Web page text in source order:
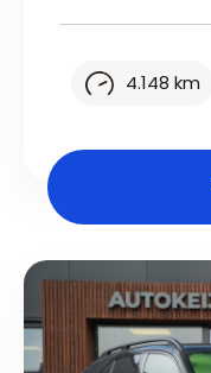
4.148 km